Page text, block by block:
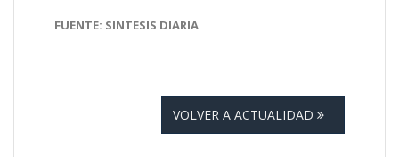
FUENTE: SINTESIS DIARIA
VOLVER A ACTUALIDAD